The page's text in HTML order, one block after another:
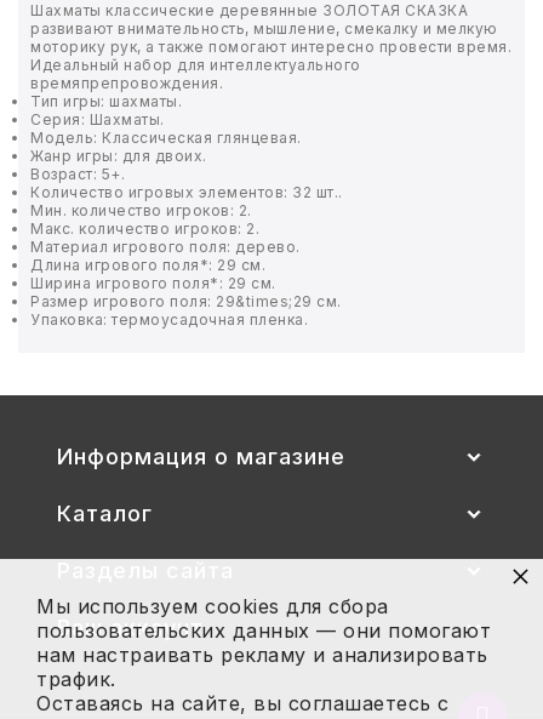
УПАКОВКА
ХОЗТОВАРЫ
БУМАГА
БЫТОВАЯ И ПРОФ. ХИМИЯ
БЫТОВАЯ ТЕХНИКА
ЭЛЕКТРОТОВАРЫ И ОСВЕЩЕНИЕ
ПОСУДА
ИНСТРУМЕНТЫ И РЕМОНТ
СПОРТ И ОТДЫХ
Шахматы классические деревянные ЗОЛОТАЯ СКАЗКА
развивают внимательность, мышление, смекалку и мелкую
моторику рук, а также помогают интересно провести время.
Идеальный набор для интеллектуального
времяпрепровождения.
Тип игры: шахматы.
Серия: Шахматы.
Модель: Классическая глянцевая.
Жанр игры: для двоих.
Возраст: 5+.
Количество игровых элементов: 32 шт..
Мин. количество игроков: 2.
Макс. количество игроков: 2.
Материал игрового поля: дерево.
Длина игрового поля*: 29 см.
Ширина игрового поля*: 29 см.
Размер игрового поля: 29&times;29 см.
Упаковка: термоусадочная пленка.
Информация о магазине
Каталог
Ваш аккаунт
Мы используем cookies для сбора
пользовательских данных — они помогают
нам настраивать рекламу и анализировать
трафик.
Оставаясь на сайте, вы соглашаетесь с
×